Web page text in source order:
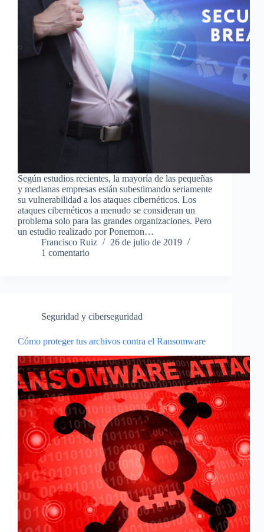
Según estudios recientes, la mayoría de las pequeñas
y medianas empresas están subestimando seriamente
su vulnerabilidad a los ataques cibernéticos. Los
ataques cibernéticos a menudo se consideran un
problema solo para las grandes organizaciones. Pero
un estudio realizado por Ponemon…
Francisco Ruiz
26 de julio de 2019
1 comentario
Seguridad y ciberseguridad
Cómo proteger tus archivos contra el Ransomware